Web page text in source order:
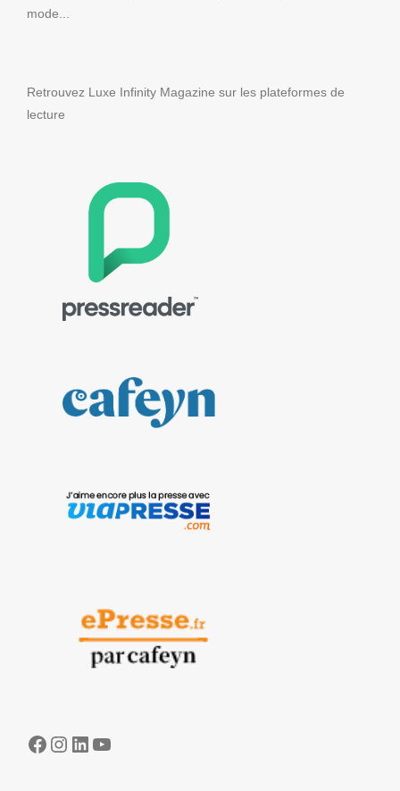
mode...
Retrouvez Luxe Infinity Magazine sur les plateformes de
lecture
Facebook
Instagram
LinkedIn
YouTube